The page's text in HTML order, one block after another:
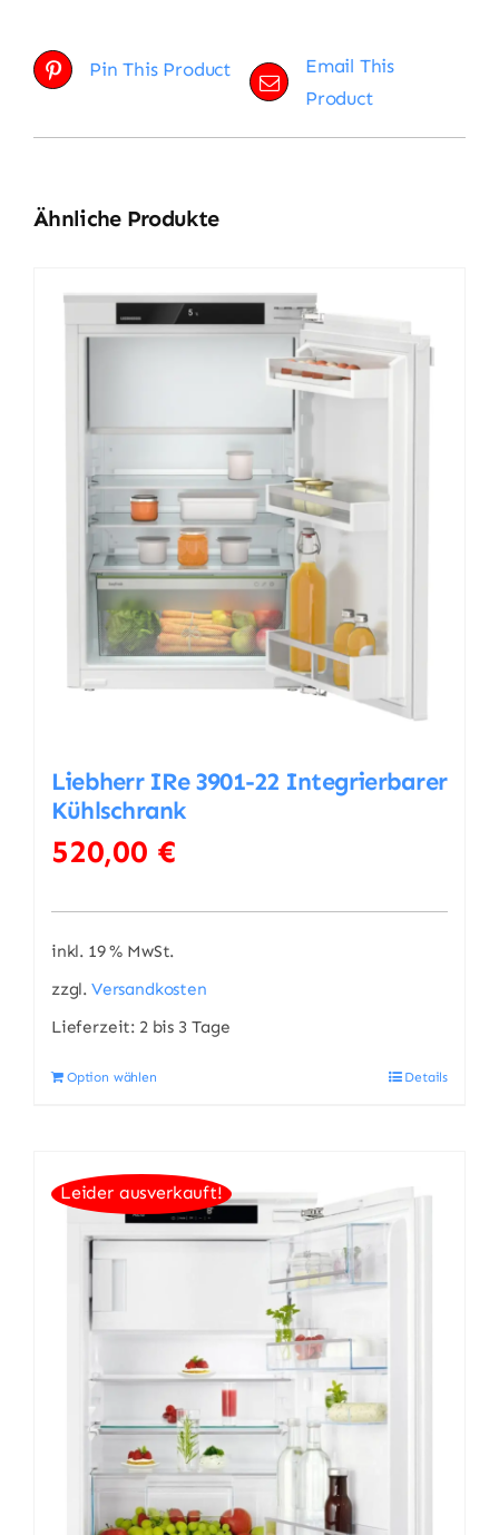
Pin This Product
Email This
Product
Ähnliche Produkte
Liebherr IRe 3901-22 Integrierbarer
Kühlschrank
520,00 €
inkl. 19 % MwSt.
zzgl. Versandkosten
Lieferzeit: 2 bis 3 Tage
Option wählen Details
Leider ausverkauft!